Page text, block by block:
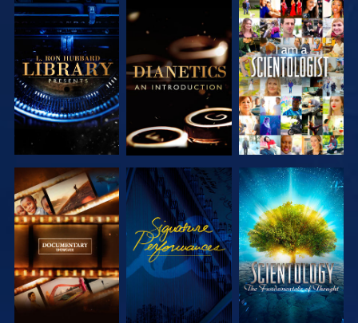
DÉCOUVRIR
LES SÉRIES
DÉCOUVRIR
LES SÉRIES
REGARDER
DÉCOUVRIR
LES SÉRIES
REGARDER
DÉCOUVRIR
LES SÉRIES